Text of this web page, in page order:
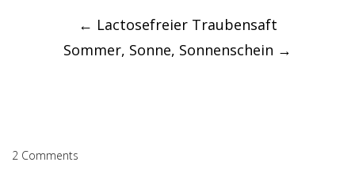
navigation
← Lactosefreier Traubensaft
Sommer, Sonne, Sonnenschein →
2 Comments